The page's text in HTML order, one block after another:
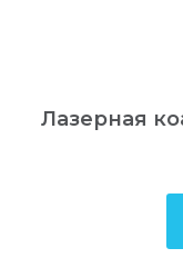
Лазерная